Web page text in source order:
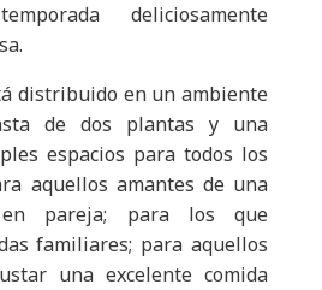
deliciosamente
distribuido en un ambiente
de dos plantas y una
espacios para todos los
aquellos amantes de una
pareja; para los que
familiares; para aquellos
una excelente comida